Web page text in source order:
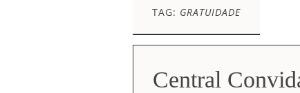
TAG: GRATUIDADE
Central